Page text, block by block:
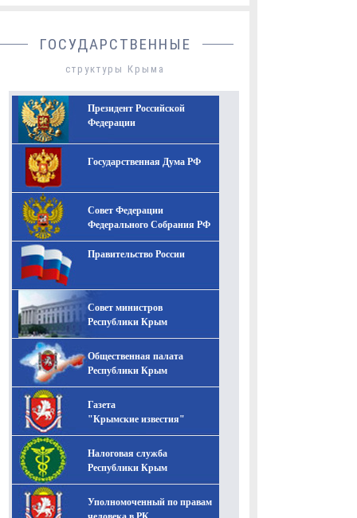
ГОСУДАРСТВЕННЫЕ
структуры Крыма
Президент Российской
Федерации
Государственная Дума РФ
Совет Федерации
Федерального Собрания РФ
Правительство России
Совет министров
Республики Крым
Общественная палата
Республики Крым
Газета
"Крымские известия"
Налоговая служба
Республики Крым
Уполномоченный по правам